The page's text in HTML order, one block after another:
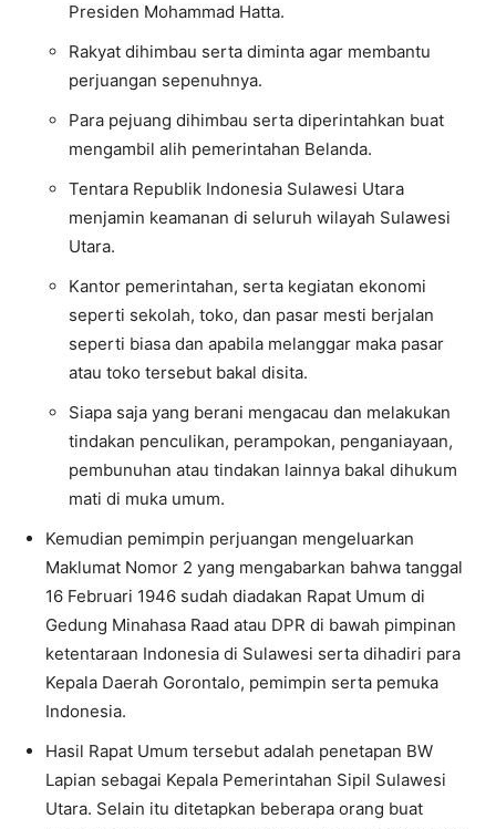
Presiden Mohammad Hatta.
Rakyat dihimbau serta diminta agar membantu
perjuangan sepenuhnya.
Para pejuang dihimbau serta diperintahkan buat
mengambil alih pemerintahan Belanda.
Tentara Republik Indonesia Sulawesi Utara
menjamin keamanan di seluruh wilayah Sulawesi
Utara.
Kantor pemerintahan, serta kegiatan ekonomi
seperti sekolah, toko, dan pasar mesti berjalan
seperti biasa dan apabila melanggar maka pasar
atau toko tersebut bakal disita.
Siapa saja yang berani mengacau dan melakukan
tindakan penculikan, perampokan, penganiayaan,
pembunuhan atau tindakan lainnya bakal dihukum
mati di muka umum.
Kemudian pemimpin perjuangan mengeluarkan
Maklumat Nomor 2 yang mengabarkan bahwa tanggal
16 Februari 1946 sudah diadakan Rapat Umum di
Gedung Minahasa Raad atau DPR di bawah pimpinan
ketentaraan Indonesia di Sulawesi serta dihadiri para
Kepala Daerah Gorontalo, pemimpin serta pemuka
Indonesia.
Hasil Rapat Umum tersebut adalah penetapan BW
Lapian sebagai Kepala Pemerintahan Sipil Sulawesi
Utara. Selain itu ditetapkan beberapa orang buat